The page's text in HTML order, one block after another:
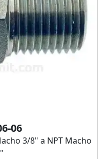
06
3/8" a NPT Macho